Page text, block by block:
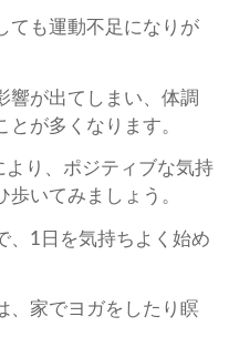
ても運動不足になりが
響が出てしまい、体調
が多くなります。
り、ポジティブな気持
いてみましょう。
、1日を気持ちよく始め
、家でヨガをしたり瞑